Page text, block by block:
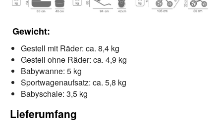
Gewicht:
Gestell mit Räder: ca. 8,4 kg
Gestell ohne Räder: ca. 4,9 kg
Babywanne: 5 kg
Sportwagenaufsatz: ca. 5,8 kg
Babyschale: 3,5 kg
Lieferumfang